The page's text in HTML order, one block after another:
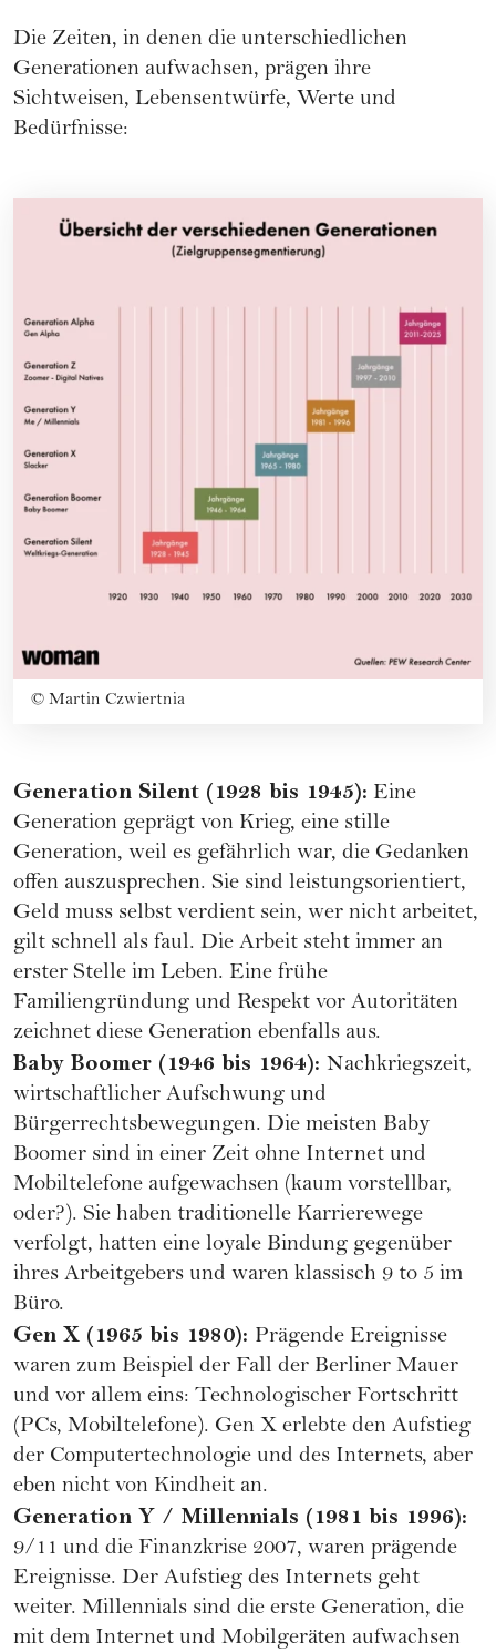
Die Zeiten, in denen die unterschiedlichen
Generationen aufwachsen, prägen ihre
Sichtweisen, Lebensentwürfe, Werte und
Bedürfnisse:
© Martin Czwiertnia
Generation Silent (1928 bis 1945): Eine
Generation geprägt von Krieg, eine stille
Generation, weil es gefährlich war, die Gedanken
offen auszusprechen. Sie sind leistungsorientiert,
Geld muss selbst verdient sein, wer nicht arbeitet,
gilt schnell als faul. Die Arbeit steht immer an
erster Stelle im Leben. Eine frühe
Familiengründung und Respekt vor Autoritäten
zeichnet diese Generation ebenfalls aus.
Baby Boomer (1946 bis 1964): Nachkriegszeit,
wirtschaftlicher Aufschwung und
Bürgerrechtsbewegungen. Die meisten Baby
Boomer sind in einer Zeit ohne Internet und
Mobiltelefone aufgewachsen (kaum vorstellbar,
oder?). Sie haben traditionelle Karrierewege
verfolgt, hatten eine loyale Bindung gegenüber
ihres Arbeitgebers und waren klassisch 9 to 5 im
Büro.
Gen X (1965 bis 1980): Prägende Ereignisse
waren zum Beispiel der Fall der Berliner Mauer
und vor allem eins: Technologischer Fortschritt
(PCs, Mobiltelefone). Gen X erlebte den Aufstieg
der Computertechnologie und des Internets, aber
eben nicht von Kindheit an.
Generation Y / Millennials (1981 bis 1996):
9/11 und die Finanzkrise 2007, waren prägende
Ereignisse. Der Aufstieg des Internets geht
weiter. Millennials sind die erste Generation, die
mit dem Internet und Mobilgeräten aufwachsen